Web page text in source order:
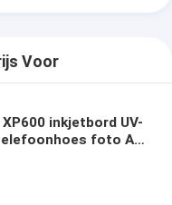
Voor
inkjetbord UV-
foto A3